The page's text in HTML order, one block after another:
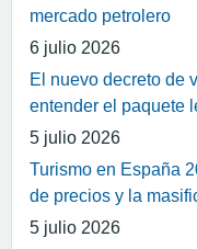
mercado petrolero
6 julio 2026
El nuevo decreto de
entender el paquete
5 julio 2026
Turismo en España
de precios y la
5 julio 2026